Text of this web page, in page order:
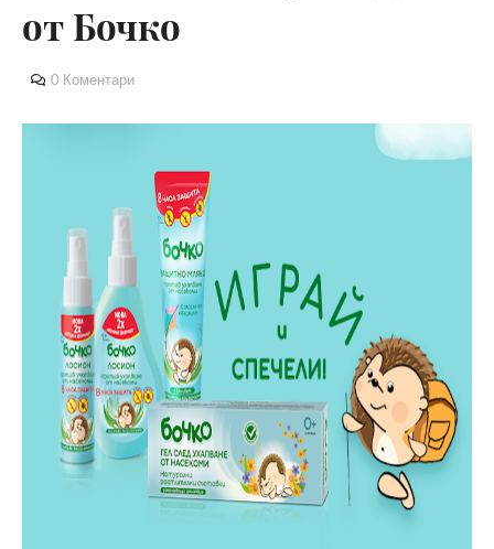
от Бочко
0 Коментари